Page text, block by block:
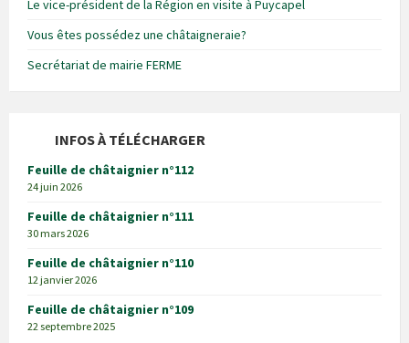
Le vice-président de la Région en visite à Puycapel
Vous êtes possédez une châtaigneraie?
Secrétariat de mairie FERME
INFOS À TÉLÉCHARGER
Feuille de châtaignier n°112
24 juin 2026
Feuille de châtaignier n°111
30 mars 2026
Feuille de châtaignier n°110
12 janvier 2026
Feuille de châtaignier n°109
22 septembre 2025